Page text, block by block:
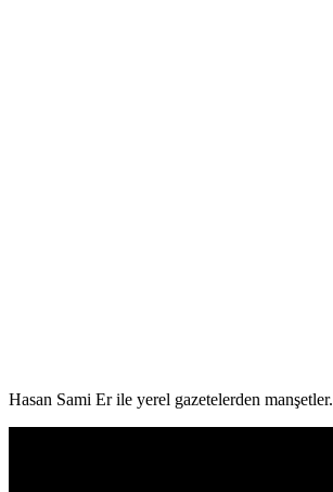
Hasan Sami Er ile yerel gazetelerden manşetler.